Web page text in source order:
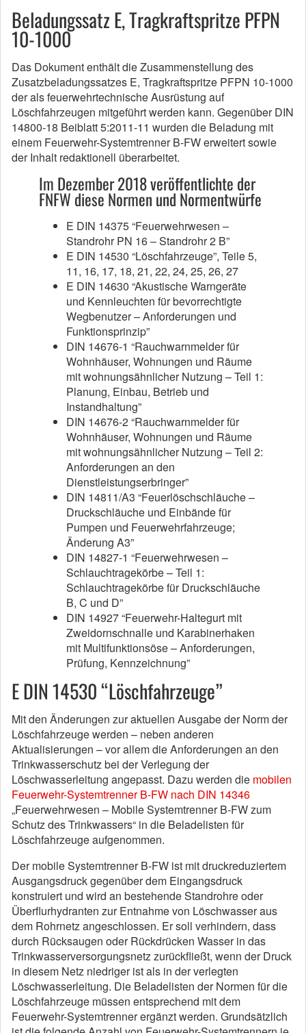
Beladungssatz E, Tragkraftspritze PFPN
10-1000
Das Dokument enthält die Zusammenstellung des
Zusatzbeladungssatzes E, Tragkraftspritze PFPN 10-1000
der als feuerwehrtechnische Ausrüstung auf
Löschfahrzeugen mitgeführt werden kann. Gegenüber DIN
14800-18 Beiblatt 5:2011-11 wurden die Beladung mit
einem Feuerwehr-Systemtrenner B-FW erweitert sowie
der Inhalt redaktionell überarbeitet.
Im Dezember 2018 veröffentlichte der
FNFW diese Normen und Normentwürfe
E DIN 14375 “Feuerwehrwesen –
Standrohr PN 16 – Standrohr 2 B”
E DIN 14530 “Löschfahrzeuge”, Teile 5,
11, 16, 17, 18, 21, 22, 24, 25, 26, 27
E DIN 14630 “Akustische Warngeräte
und Kennleuchten für bevorrechtigte
Wegbenutzer – Anforderungen und
Funktionsprinzip”
DIN 14676-1 “Rauchwarnmelder für
Wohnhäuser, Wohnungen und Räume
mit wohnungsähnlicher Nutzung – Teil 1:
Planung, Einbau, Betrieb und
Instandhaltung”
DIN 14676-2 “Rauchwarnmelder für
Wohnhäuser, Wohnungen und Räume
mit wohnungsähnlicher Nutzung – Teil 2:
Anforderungen an den
Dienstleistungserbringer”
DIN 14811/A3 “Feuerlöschschläuche –
Druckschläuche und Einbände für
Pumpen und Feuerwehrfahrzeuge;
Änderung A3”
DIN 14827-1 “Feuerwehrwesen –
Schlauchtragekörbe – Teil 1:
Schlauchtragekörbe für Druckschläuche
B, C und D”
DIN 14927 “Feuerwehr-Haltegurt mit
Zweidornschnalle und Karabinerhaken
mit Multifunktionsöse – Anforderungen,
Prüfung, Kennzeichnung”
E DIN 14530 “Löschfahrzeuge”
Mit den Änderungen zur aktuellen Ausgabe der Norm der
Löschfahrzeuge werden – neben anderen
Aktualisierungen – vor allem die Anforderungen an den
Trinkwasserschutz bei der Verlegung der
Löschwasserleitung angepasst. Dazu werden die mobilen
Feuerwehr-Systemtrenner B-FW nach DIN 14346
„Feuerwehrwesen – Mobile Systemtrenner B-FW zum
Schutz des Trinkwassers“ in die Beladelisten für
Löschfahrzeuge aufgenommen.
Der mobile Systemtrenner B-FW ist mit druckreduziertem
Ausgangsdruck gegenüber dem Eingangsdruck
konstruiert und wird an bestehende Standrohre oder
Überflurhydranten zur Entnahme von Löschwasser aus
dem Rohrnetz angeschlossen. Er soll verhindern, dass
durch Rücksaugen oder Rückdrücken Wasser in das
Trinkwasserversorgungsnetz zurückfließt, wenn der Druck
in diesem Netz niedriger ist als in der verlegten
Löschwasserleitung. Die Beladelisten der Normen für die
Löschfahrzeuge müssen entsprechend mit dem
Feuerwehr-Systemtrenner ergänzt werden. Grundsätzlich